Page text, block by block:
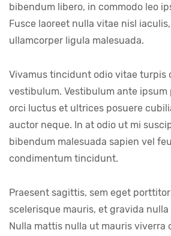
bibendum libero, in commodo leo
Fusce laoreet nulla vitae nisl
ullamcorper ligula malesuada.
Vivamus tincidunt odio vitae turpis
vestibulum. Vestibulum ante
orci luctus et ultrices posuere
auctor neque. In at odio ut mi
bibendum malesuada sapien vel
condimentum tincidunt.
Praesent sagittis, sem eget
scelerisque mauris, et gravida nulla
Nulla mattis nulla ut mauris viverra